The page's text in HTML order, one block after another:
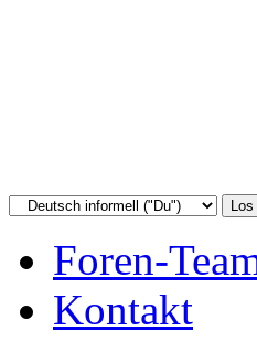
Foren-
Kontakt